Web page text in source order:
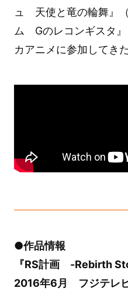
ュ 天使と竜の輪舞』
ム Gのレコンギスタ』
カアニメに参加してき
●作品情報
『RS計画 -Rebirth
2016年6月 フジテレ